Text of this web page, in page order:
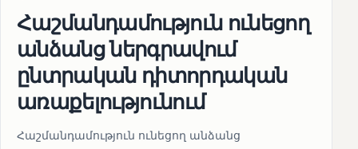
Հաշմանդամություն ունեցող
անձանց ներգրավում
ընտրական դիտորդական
առաքելությունում
Հաշմանդամություն ունեցող անձանց